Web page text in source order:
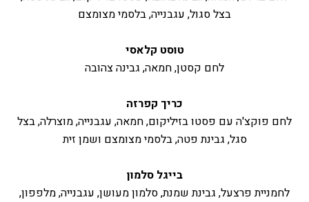
בצל סגול, עגבנייה, בלסמי מצומצם
טוסט קלאסי
לחם קסטן, חמאה, גבינה צהובה
כריך קפרזה
לחם פוקצ'ה עם פסטו בזיליקום, חמאה, עגבנייה, מוצרלה, בצל
סגל, גבינת פטה, בלסמי מצומצם ושמן זית
בייגל סלמון
לחמניית פרצעל, גבינת שמנת, סלמון מעושן, עגבנייה, מלפפון,